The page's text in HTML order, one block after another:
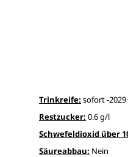
Trinkreife: sofort -
Restzucker: 0.6 g/l
Schwefeldioxid über
Säureabbau: Nein